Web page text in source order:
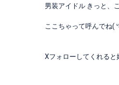
男装アイドル きっと、
ここちゃって呼んでね(
Xフォローしてくれると